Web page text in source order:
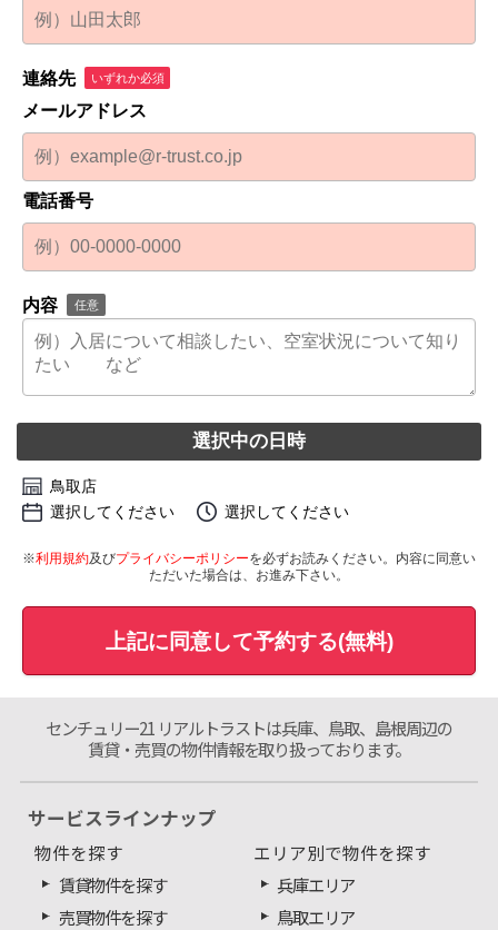
連絡先 いずれか必須
メールアドレス
電話番号
内容 任意
選択中の日時
鳥取店
選択してください
選択してください
※利用規約及びプライバシーポリシーを必ずお読みください。内容に同意い
ただいた場合は、お進み下さい。
上記に同意して予約する(無料)
センチュリー21 リアルトラストは兵庫、鳥取、島根周辺の
賃貸・売買の物件情報を取り扱っております。
サービスラインナップ
物件を探す
賃貸物件を探す
売買物件を探す
エリア別で物件を探す
兵庫エリア
鳥取エリア